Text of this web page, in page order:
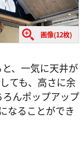
画像(12枚)
、一気に天井が
ても、高さに余
んポップアップ
なることができ